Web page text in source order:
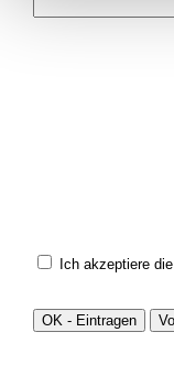
Ich akzeptiere die